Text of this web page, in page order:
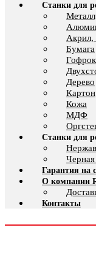
Станки для
Акрил,
Бумага
Дерево
Картон
Кожа
МДФ
Станки для
Черная
Гарантия на
О компании
Контакты